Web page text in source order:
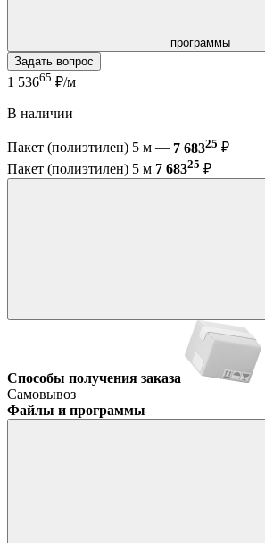
программы
Задать вопрос
1 53665 ₽/м
В наличии
Пакет (полиэтилен) 5 м — 7 68325 ₽
Пакет (полиэтилен) 5 м 7 68325 ₽
Способы получения заказа
Самовывоз
Файлы и программы